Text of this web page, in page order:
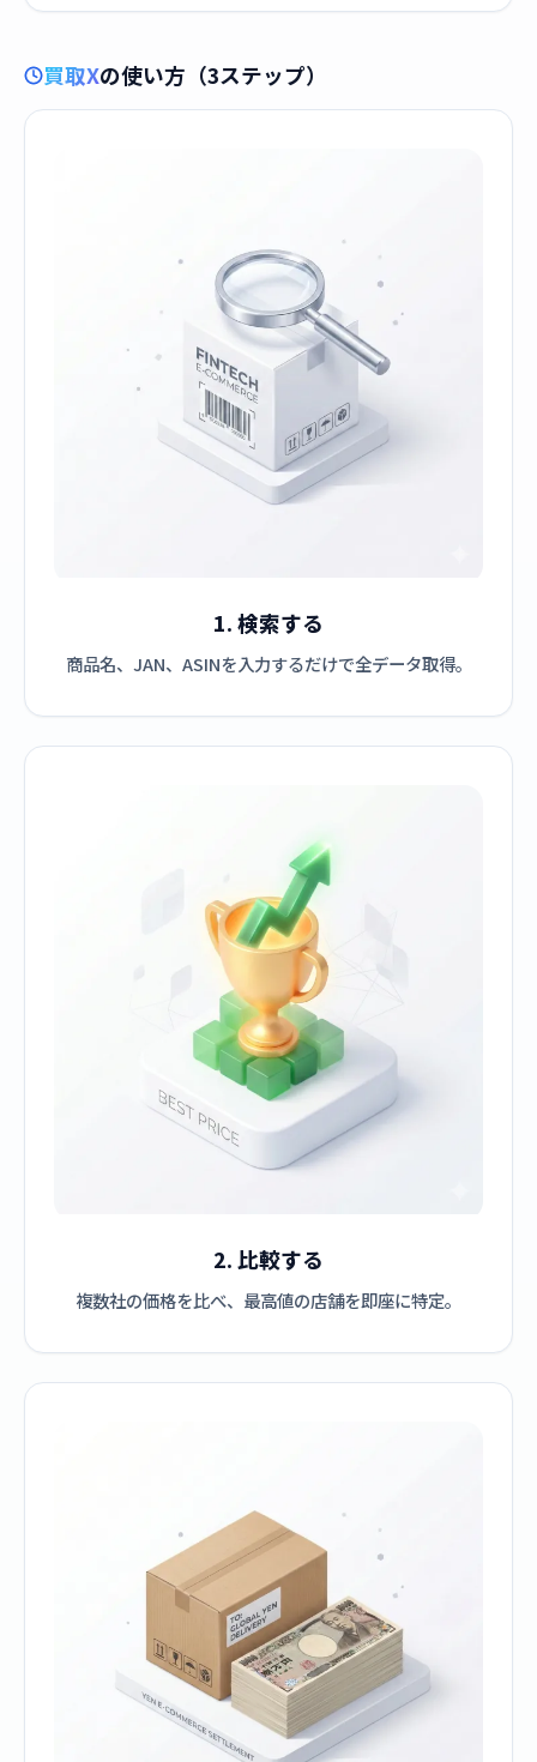
買取Xの使い方（3ステップ）
1. 検索する
商品名、JAN、ASINを入力するだけで全データ取得。
2. 比較する
複数社の価格を比べ、最高値の店舗を即座に特定。